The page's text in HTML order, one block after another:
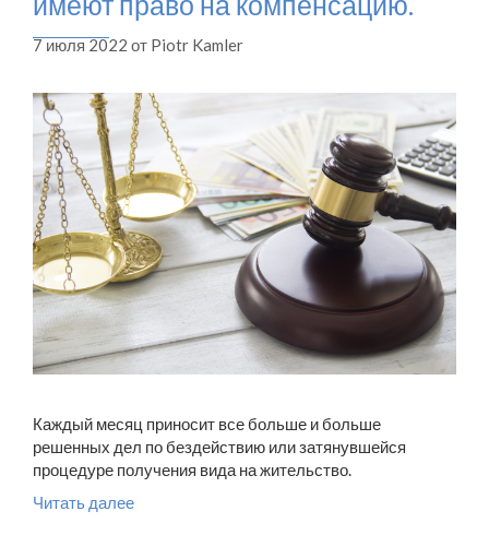
7 июля 2022 от Piotr Kamler
Каждый месяц приносит все больше и больше
решенных дел по бездействию или затянувшейся
процедуре получения вида на жительство.
Читать далее